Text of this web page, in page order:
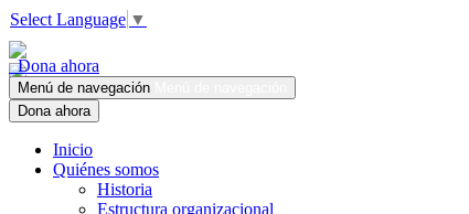
Select Language ▼
Dona ahora
Menú de navegación
Dona ahora
Inicio
Quiénes somos
Historia
Estructura organizacional